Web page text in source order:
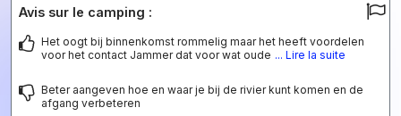
Avis sur le camping :
Het oogt bij binnenkomst rommelig maar het heeft voordelen
voor het contact Jammer dat voor wat oude ... Lire la suite
Beter aangeven hoe en waar je bij de rivier kunt komen en de
afgang verbeteren